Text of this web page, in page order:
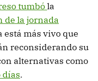
tumbóla
de la jornada
está más vivo que
reconsiderando su
alternativas como
días.